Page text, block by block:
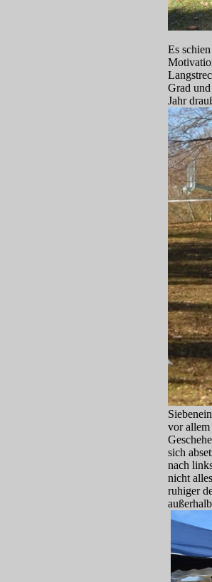
Es
Grad
Jahr
vor allem
sich
nach
nicht
ruhiger